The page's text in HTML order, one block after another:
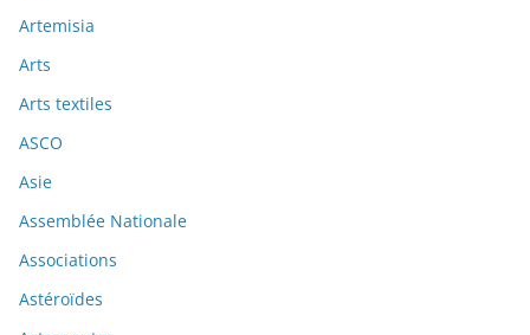
Artemisia
Arts
Arts textiles
ASCO
Asie
Assemblée Nationale
Associations
Astéroïdes